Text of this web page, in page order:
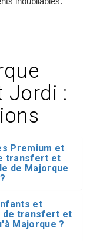
Jordi :
Premium et
transfert et
de Majorque
et
de transfert et
Majorque ?